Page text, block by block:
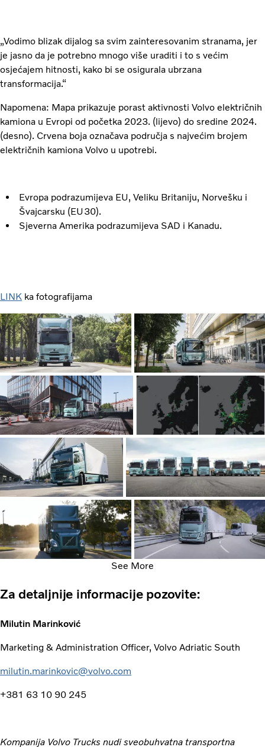
„Vodimo blizak dijalog sa svim zainteresovanim stranama, jer
je jasno da je potrebno mnogo više uraditi i to s većim
osjećajem hitnosti, kako bi se osigurala ubrzana
transformacija.“
Napomena: Mapa prikazuje porast aktivnosti Volvo električnih
kamiona u Evropi od početka 2023. (lijevo) do sredine 2024.
(desno). Crvena boja označava područja s najvećim brojem
električnih kamiona Volvo u upotrebi.
Evropa podrazumijeva EU, Veliku Britaniju, Norvešku i
Švajcarsku (EU30).
Sjeverna Amerika podrazumijeva SAD i Kanadu.
LINK ka fotografijama
See More
Za detaljnije informacije pozovite:
Milutin Marinković
Marketing & Administration Officer, Volvo Adriatic South
milutin.marinkovic@volvo.com
+381 63 10 90 245
Kompanija Volvo Trucks nudi sveobuhvatna transportna